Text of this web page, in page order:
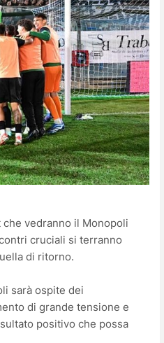
che vedranno il Monopoli
cruciali si terranno
di ritorno.
sarà ospite dei
di grande tensione e
positivo che possa